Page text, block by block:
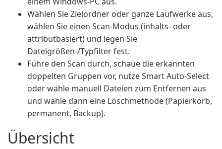
Wählen Sie Zielordner oder ganze Laufwerke aus,
wählen Sie einen Scan-Modus (inhalts- oder
attributbasiert) und legen Sie
Dateigrößen-/Typfilter fest.
Führe den Scan durch, schaue die erkannten
doppelten Gruppen vor, nutze Smart Auto-Select
oder wähle manuell Dateien zum Entfernen aus
und wähle dann eine Löschmethode (Papierkorb,
permanent, Backup).
Übersicht